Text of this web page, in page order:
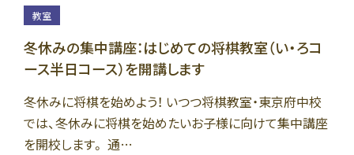
教室
冬休みの集中講座：はじめての将棋教室（い・ろコ
ース半日コース）を開講します
冬休みに将棋を始めよう！ いつつ将棋教室・東京府中校
では、冬休みに将棋を始めたいお子様に向けて集中講座
を開校します。 通…